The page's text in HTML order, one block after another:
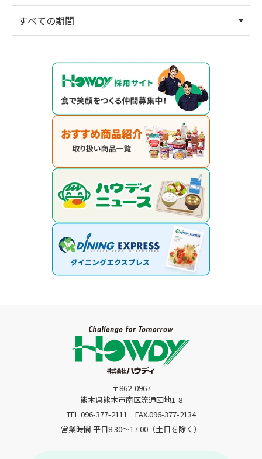
〒862-0967
熊本県熊本市南区流通団地1-8
TEL.096-377-2111
FAX.096-377-2134
営業時間.平日8:30〜17:00（土日を除く）